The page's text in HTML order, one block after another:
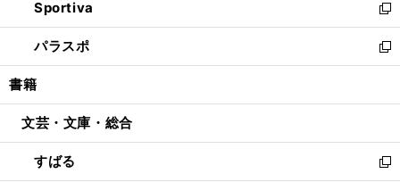
く
ド
ウ
で
開
ィ
ン
ド
ウ
開
い
ウ
ィ
ン
ウ
開
く
Sportiva
新
し
い
ウ
ン
ウ
で
パラスポ
新
し
ウ
ン
ド
書籍
文芸・文庫・総合
すばる
新